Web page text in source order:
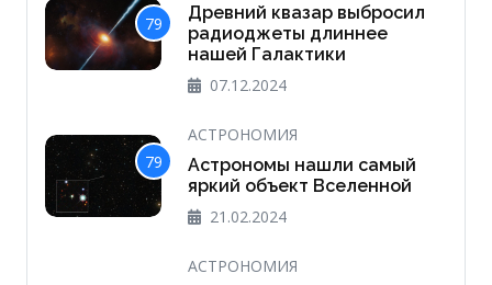
79
Древний квазар выбросил
радиоджеты длиннее
нашей Галактики
07.12.2024
79
АСТРОНОМИЯ
Астрономы нашли самый
яркий объект Вселенной
21.02.2024
АСТРОНОМИЯ